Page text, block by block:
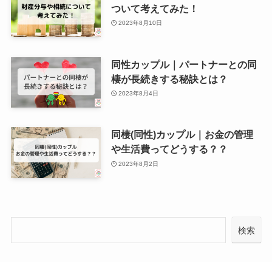
ついて考えてみた！
2023年8月10日
同性カップル｜パートナーとの同
棲が長続きする秘訣とは？
2023年8月4日
同棲(同性)カップル｜お金の管理
や生活費ってどうする？？
2023年8月2日
検索